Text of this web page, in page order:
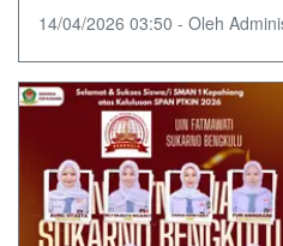
14/04/2026 03:50 - Oleh